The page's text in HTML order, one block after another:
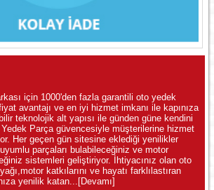
için 1000'den fazla garantili oto yedek
avantajı ve en iyi hizmet imkanı ile kapınıza
teknolojik alt yapısı ile günden güne kendini
Parça güvencesiyle müşterilerine hizmet
Her geçen gün sitesine eklediği yenilikler
parçaları bulabileceğiniz ve motor
sistemleri geliştiriyor. İhtiyacınız olan oto
katkılarını ve hayatı farklılastıran
yenilik katan... [Devamı]